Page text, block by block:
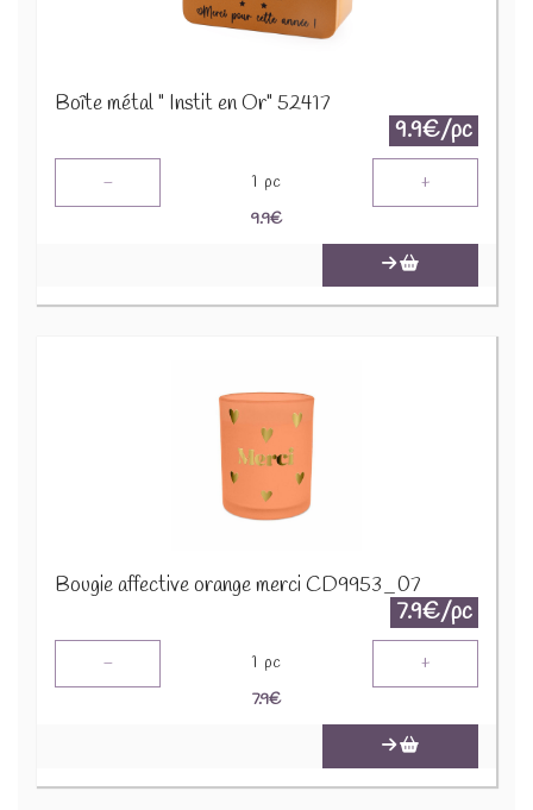
Boîte métal " Instit en Or" 52417
9.9€/pc
- 1 pc +
9.9€
Bougie affective orange merci CD9953_07
7.9€/pc
- 1 pc +
7.9€